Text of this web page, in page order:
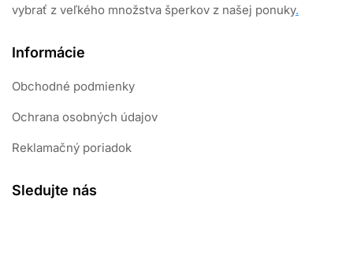
vybrať z veľkého množstva šperkov z našej ponuky.
Informácie
Obchodné podmienky
Ochrana osobných údajov
Reklamačný poriadok
Sledujte nás